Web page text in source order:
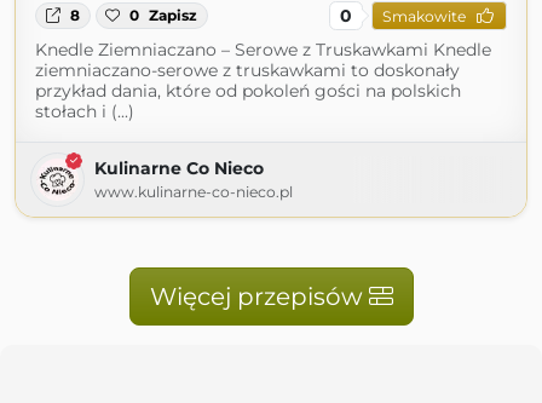
8 0 Zapisz 0 Smakowite
Knedle Ziemniaczano – Serowe z Truskawkami Knedle
ziemniaczano-serowe z truskawkami to doskonały
przykład dania, które od pokoleń gości na polskich
stołach i (...)
Kulinarne Co Nieco
www.kulinarne-co-nieco.pl
Więcej przepisów